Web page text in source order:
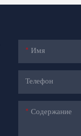
Имя
Телефон
Содержание